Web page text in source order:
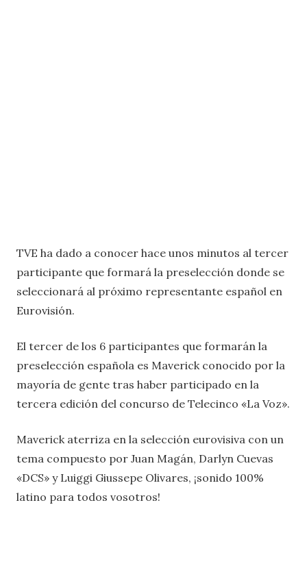
TVE ha dado a conocer hace unos minutos al tercer
participante que formará la preselección donde se
seleccionará al próximo representante español en
Eurovisión.
El tercer de los 6 participantes que formarán la
preselección española es Maverick conocido por la
mayoría de gente tras haber participado en la
tercera edición del concurso de Telecinco «La Voz».
Maverick aterriza en la selección eurovisiva con un
tema compuesto por Juan Magán, Darlyn Cuevas
«DCS» y Luiggi Giussepe Olivares, ¡sonido 100%
latino para todos vosotros!